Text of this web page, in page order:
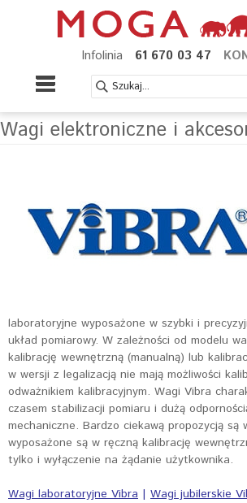
Infolinia 61 670 03 47
Wagi elektroniczne i
laboratoryjne wyposażone w szybki i
układ pomiarowy. W zależności od modelu
kalibrację wewnętrzną (manualną) lub
w wersji z legalizacją nie mają możliwości
odważnikiem kalibracyjnym. Wagi Vibra
czasem stabilizacji pomiaru i dużą
mechaniczne. Bardzo ciekawą propozycją są
wyposażone są w ręczną kalibrację
tylko i wyłączenie na żądanie użytkownika.
Wagi laboratoryjne Vibra | Wagi jubilerskie